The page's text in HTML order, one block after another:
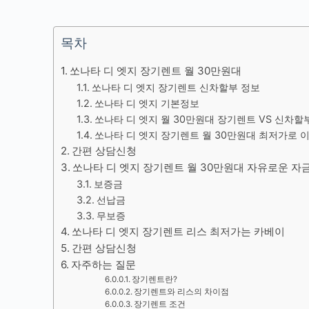
목차
쏘나타 디 엣지 장기렌트 월 30만원대
쏘나타 디 엣지 장기렌트 신차할부 정보
쏘나타 디 엣지 기본정보
쏘나타 디 엣지 월 30만원대 장기렌트 VS 신차할
쏘나타 디 엣지 장기렌트 월 30만원대 최저가로
간편 상담신청
쏘나타 디 엣지 장기렌트 월 30만원대 자유로운 자
보증금
선납금
무보증
쏘나타 디 엣지 장기렌트 리스 최저가는 카베이
간편 상담신청
자주하는 질문
장기렌트란?
장기렌트와 리스의 차이점
장기렌트 조건